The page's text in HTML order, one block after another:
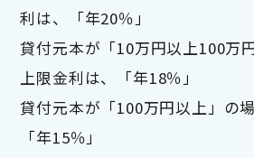
利は、「年20％」
貸付元本が「10万円以上100万
上限金利は、「年18％」
貸付元本が「100万円以上」の
「年15％」